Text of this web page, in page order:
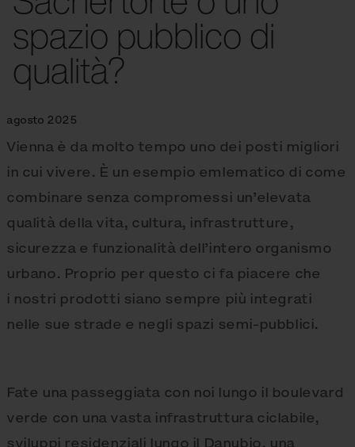
spazio pubblico di
qualità?
agosto 2025
Vienna è da molto tempo uno dei posti migliori
in cui vivere. È un esempio emlematico di come
combinare senza compromessi un’elevata
qualità della vita, cultura, infrastrutture,
sicurezza e funzionalità dell’intero organismo
urbano. Proprio per questo ci fa piacere che
i nostri prodotti siano sempre più integrati
nelle sue strade e negli spazi semi-pubblici.
Fate una passeggiata con noi lungo il boulevard
verde con una vasta infrastruttura ciclabile,
sviluppi residenziali lungo il Danubio, una